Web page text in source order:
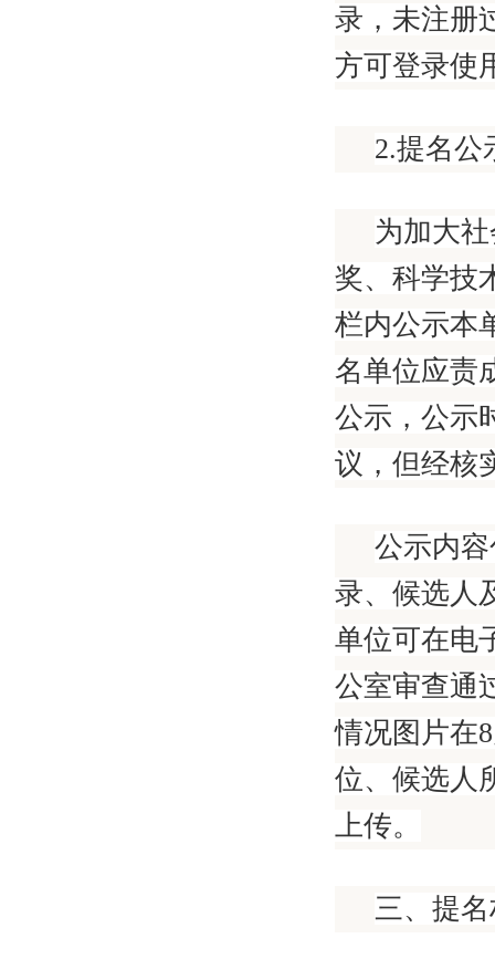
录，未注册
方可登录使
2.提名公
为加大
奖、科学技
栏内公示本
名单位应责
公示，公示
议，但经核
公示内
录、候选人
单位可在电
公室审查通
情况图片在
位、候选人
上传。
三、提